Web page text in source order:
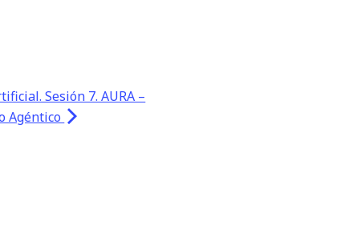
Sesión 7. AURA –
Agéntico